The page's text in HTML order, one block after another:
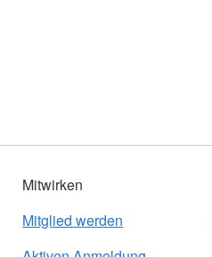
Mitwirken
Mitglied werden